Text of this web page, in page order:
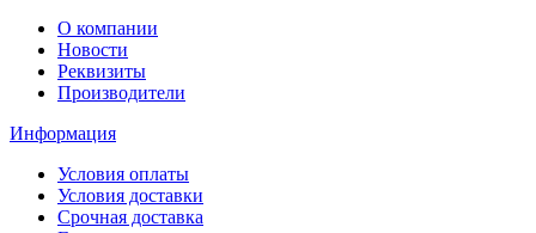
О компании
Новости
Реквизиты
Производители
Информация
Условия оплаты
Условия доставки
Срочная доставка